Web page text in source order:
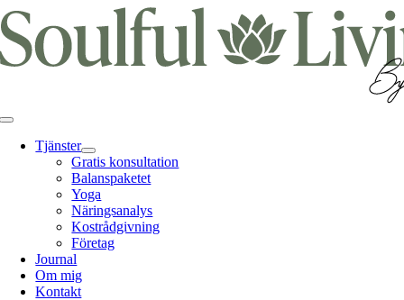
Fortsätt
till
innehållet
Toggle
NavigationTjänster
Gratis konsultation
Balanspaketet
Yoga
Näringsanalys
Kostrådgivning
Företag
Journal
Om mig
Kontakt